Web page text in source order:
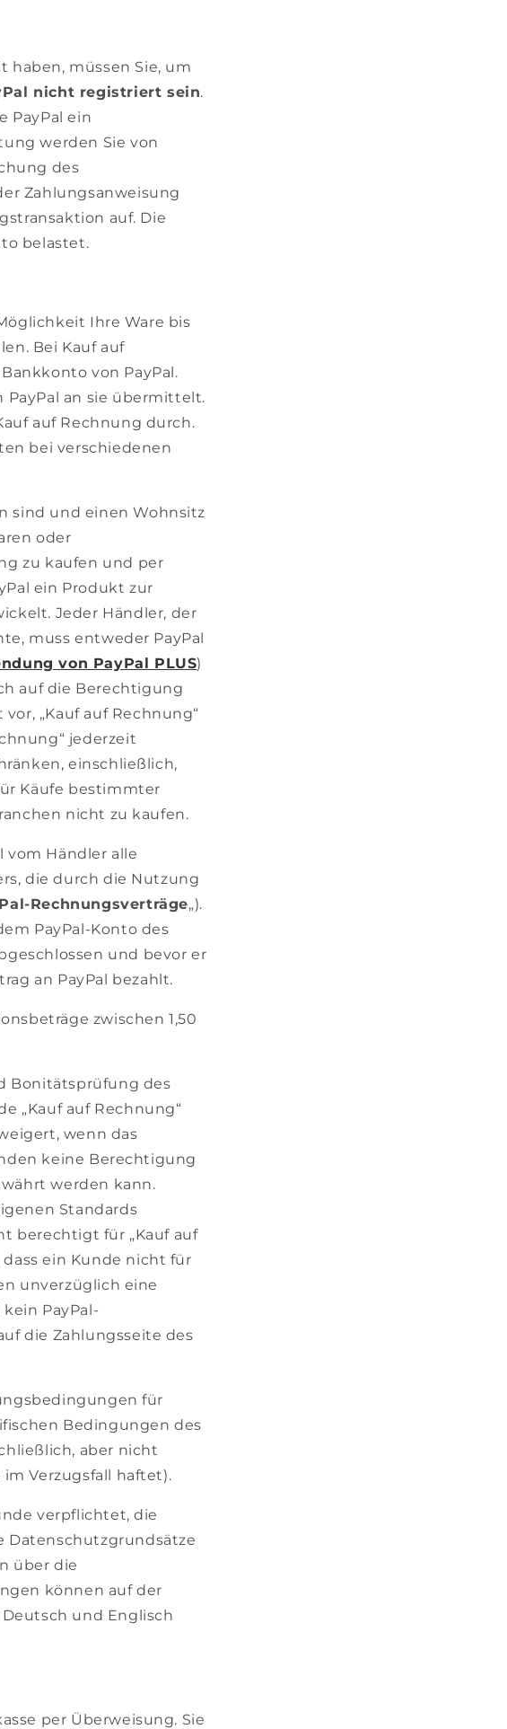
haben, müssen Sie, um
nicht registriert sein.
PayPal ein
werden Sie von
des
Zahlungsanweisung
auf. Die
belastet.
Ihre Ware bis
Bei Kauf auf
von PayPal.
PayPal an sie übermittelt.
auf Rechnung durch.
bei verschiedenen
sind und einen Wohnsitz
oder
zu kaufen und per
ein Produkt zur
Jeder Händler, der
muss entweder PayPal
von PayPal PLUS)
auf die Berechtigung
„Kauf auf Rechnung“
jederzeit
einschließlich,
Käufe bestimmter
nicht zu kaufen.
vom Händler alle
die durch die Nutzung
Rechnungsverträge„).
PayPal-Konto des
und bevor er
an PayPal bezahlt.
zwischen 1,50
Bonitätsprüfung des
„Kauf auf Rechnung“
wenn das
keine Berechtigung
werden kann.
Standards
berechtigt für „Kauf auf
ein Kunde nicht für
unverzüglich eine
PayPal-
die Zahlungsseite des
für
Bedingungen des
aber nicht
Verzugsfall haftet).
verpflichtet, die
Datenschutzgrundsätze
über die
können auf der
Deutsch und Englisch
per Überweisung. Sie